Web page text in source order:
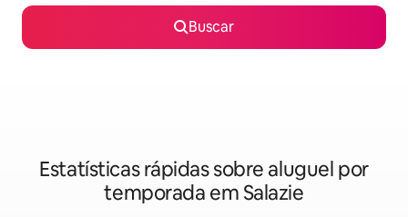
Buscar
Estatísticas rápidas sobre aluguel por
temporada em Salazie